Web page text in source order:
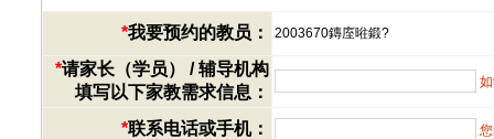
*我要预约的教员： 2003670鏄庢暀鍛?
*请家长（学员） / 辅导机构
填写以下家教需求信息：
*联系电话或手机：